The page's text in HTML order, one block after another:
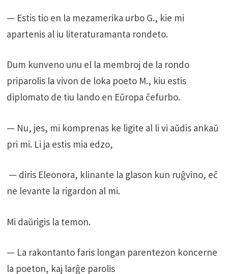
— Estis tio en la mezamerika urbo G., kie mi
apartenis al iu literaturamanta rondeto.
Dum kunveno unu el la membroj de la rondo
priparolis la vivon de loka poeto M., kiu estis
diplomato de tiu lando en Eŭropa ĉefurbo.
— Nu, jes, mi komprenas ke ligite al li vi aŭdis ankaŭ
pri mi. Li ja estis mia edzo,
— diris Eleonora, klinante la glason kun ruĝvino, eĉ
ne levante la rigardon al mi.
Mi daŭrigis la temon.
— La rakontanto faris longan parentezon koncerne
la poeton, kaj larĝe parolis